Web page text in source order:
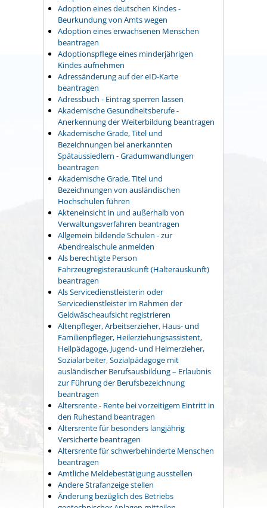
Adoption eines deutschen Kindes -
Beurkundung von Amts wegen
Adoption eines erwachsenen Menschen
beantragen
Adoptionspflege eines minderjährigen
Kindes aufnehmen
Adressänderung auf der eID-Karte
beantragen
Adressbuch - Eintrag sperren lassen
Akademische Gesundheitsberufe -
Anerkennung der Weiterbildung beantragen
Akademische Grade, Titel und
Bezeichnungen bei anerkannten
Spätaussiedlern - Gradumwandlungen
beantragen
Akademische Grade, Titel und
Bezeichnungen von ausländischen
Hochschulen führen
Akteneinsicht in und außerhalb von
Verwaltungsverfahren beantragen
Allgemein bildende Schulen - zur
Abendrealschule anmelden
Als berechtigte Person
Fahrzeugregisterauskunft (Halterauskunft)
beantragen
Als Servicedienstleisterin oder
Servicedienstleister im Rahmen der
Geldwäscheaufsicht registrieren
Altenpfleger, Arbeitserzieher, Haus- und
Familienpfleger, Heilerziehungsassistent,
Heilpädagoge, Jugend- und Heimerzieher,
Sozialarbeiter, Sozialpädagoge mit
ausländischer Berufsausbildung – Erlaubnis
zur Führung der Berufsbezeichnung
beantragen
Altersrente - Rente bei vorzeitigem Eintritt in
den Ruhestand beantragen
Altersrente für besonders langjährig
Versicherte beantragen
Altersrente für schwerbehinderte Menschen
beantragen
Amtliche Meldebestätigung ausstellen
Andere Strafanzeige stellen
Änderung bezüglich des Betriebs